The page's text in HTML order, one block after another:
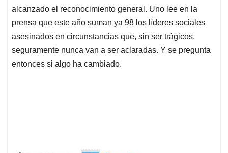
alcanzado el reconocimiento general. Uno lee en la
prensa que este año suman ya 98 los líderes sociales
asesinados en circunstancias que, sin ser trágicos,
seguramente nunca van a ser aclaradas. Y se pregunta
entonces si algo ha cambiado.